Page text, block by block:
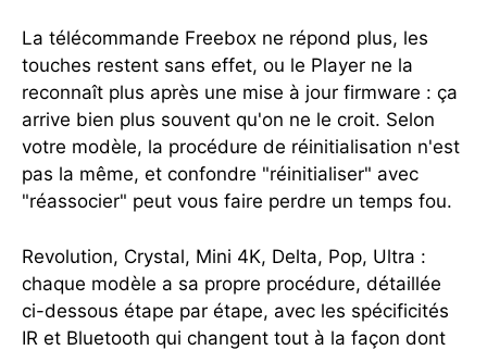
La télécommande Freebox ne répond plus, les
touches restent sans effet, ou le Player ne la
reconnaît plus après une mise à jour firmware : ça
arrive bien plus souvent qu'on ne le croit. Selon
votre modèle, la procédure de réinitialisation n'est
pas la même, et confondre "réinitialiser" avec
"réassocier" peut vous faire perdre un temps fou.
Revolution, Crystal, Mini 4K, Delta, Pop, Ultra :
chaque modèle a sa propre procédure, détaillée
ci-dessous étape par étape, avec les spécificités
IR et Bluetooth qui changent tout à la façon dont